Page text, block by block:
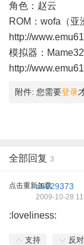
角色：赵云
ROM：wofa（亚
http://
模拟器：
http://
附件: 您需要登录
全部回复 3
点击重新加载a5229373
2009-10-28
:loveliness:
支持 反对